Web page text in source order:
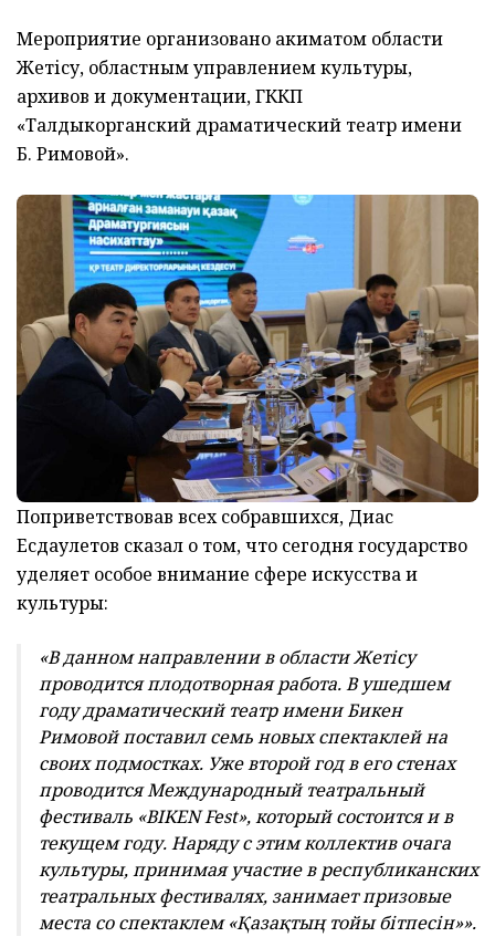
Мероприятие организовано акиматом области
Жетісу, областным управлением культуры,
архивов и документации, ГККП
«Талдыкорганский драматический театр имени
Б. Римовой».
Поприветствовав всех собравшихся, Диас
Есдаулетов сказал о том, что сегодня государство
уделяет особое внимание сфере искусства и
культуры:
«В данном направлении в области Жетісу
проводится плодотворная работа. В ушедшем
году драматический театр имени Бикен
Римовой поставил семь новых спектаклей на
своих подмостках. Уже второй год в его стенах
проводится Международный театральный
фестиваль «BIKEN Fest», который состоится и в
текущем году. Наряду с этим коллектив очага
культуры, принимая участие в республиканских
театральных фестивалях, занимает призовые
места со спектаклем «Қазақтың тойы бітпесін»».